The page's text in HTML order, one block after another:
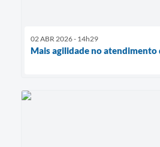
02 ABR 2026 - 14h29
Mais agilidade no atendimento